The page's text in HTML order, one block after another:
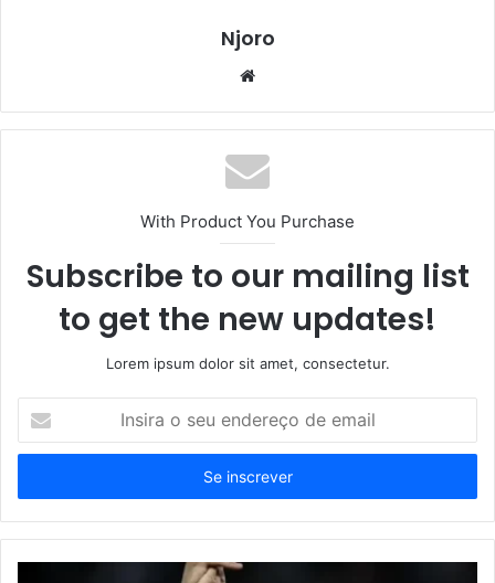
Njoro
Website
With Product You Purchase
Subscribe to our mailing list
to get the new updates!
Lorem ipsum dolor sit amet, consectetur.
seu
de
email